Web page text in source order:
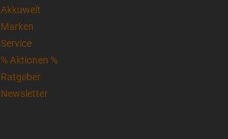
Akkuwelt
Marken
Service
% Aktionen %
Ratgeber
Newsletter